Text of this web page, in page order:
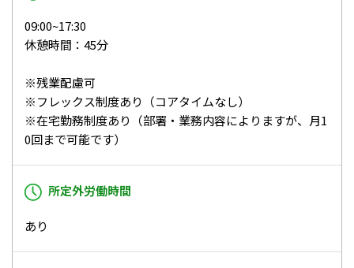
09:00~17:30
休憩時間：45分
※残業配慮可
※フレックス制度あり（コアタイムなし）
※在宅勤務制度あり（部署・業務内容によりますが、月1
0回まで可能です）
所定外労働時間
あり